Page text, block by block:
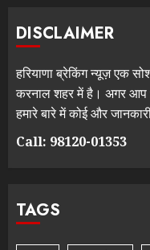
DISCLAIMER
हरियाणा ब्रेकिंग न्यूज़ एक
करनाल शहर में है। अगर आप
हमारे बारे में कोई और
Call: 98120-01353
TAGS